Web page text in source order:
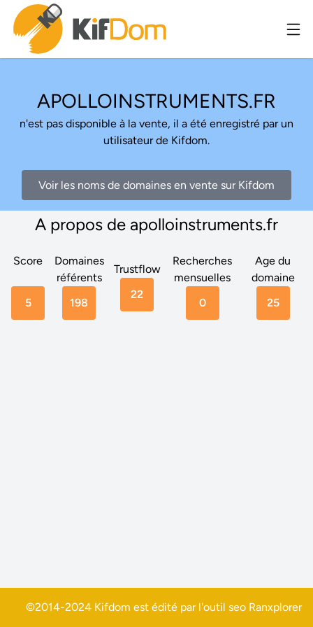
APOLLOINSTRUMENTS.FR
n'est pas disponible à la vente, il a été enregistré par un
utilisateur de Kifdom.
Voir les noms de domaines en vente sur Kifdom
A propos de apolloinstruments.fr
Score
5
Domaines
référents
198
Trustflow
22
Recherches
mensuelles
0
Age du
domaine
25
©2014-2024 Kifdom est édité par l'outil seo Ranxplorer